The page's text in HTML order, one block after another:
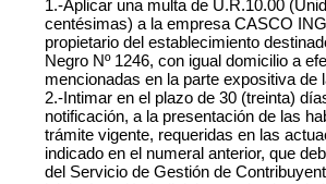
1.-Aplicar una multa de U.R.10.00
centésimas) a la empresa CASCO
propietario del establecimiento
Negro Nº 1246, con igual domicilio a
mencionadas en la parte expositiva de
2.-Intimar en el plazo de 30 (treinta)
notificación, a la presentación de las
trámite vigente, requeridas en las
indicado en el numeral anterior, que
del Servicio de Gestión de